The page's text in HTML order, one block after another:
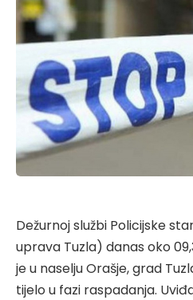
Dežurnoj službi Policijske
uprava Tuzla) danas oko
je u naselju Orašje, grad
tijelo u fazi raspadanja.